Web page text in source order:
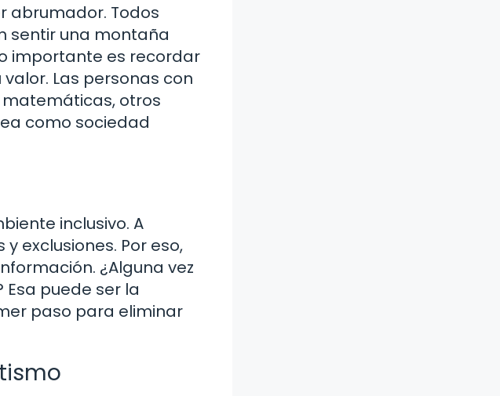
abrumador. Todos
sentir una montaña
importante es recordar
Las personas con
otros
como sociedad
inclusivo. A
exclusiones. Por eso,
¿Alguna vez
puede ser la
paso para eliminar